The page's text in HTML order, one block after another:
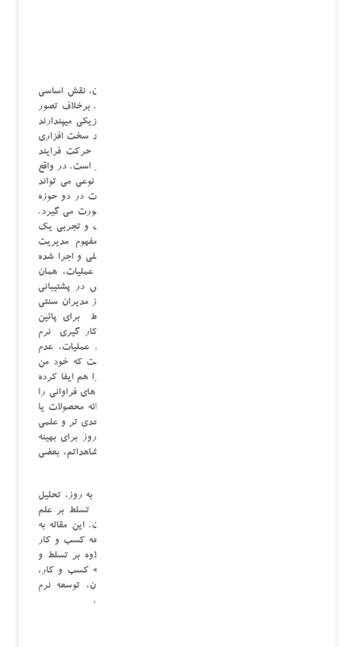
مدیریت عملیات به عنوان یکی از ارکان حیاتی هر سازمان، نقش اساسی
در بهبود بهره وری، کیفیت و عملکرد کلی آن ایفا میکند. برخلاف تصور
عموم و غیر متخصصین که عملیات را به عنوان فعالیتی فیزیکی میپندارند
و تصور می کنند عملیات تنها در حوزه پشتیبانی و یا تولید سخت افزاری
و ماشین آلات خلاصه شده، مدیریت عملیات مغز متفکر حرکت فرایند
های سازمان ها در پشت فرآیندهای کلان یک کسب و کار است. در واقع
مدیریت عملیات با راه کارها و استراتژی های صحیح به نوعی می تواند
بیزنس را توسعه، جهت دار و تسهیل دهد. راهبری عملیات در دو حوزه
تکنولوژی و نو آوری و در حوزه تجربه مدیران با سابقه صورت می گیرد.
در واقع ترکیب ابزار و تکنولوژی با سوابق مربط آکادمیک و تجربی یک
واحد مدیریت عملیات صحیح را تعریف می نماید. مفهوم مدیریت
عملیات همان تفکر سیستمی و علمی است که با دانش عملی و اجرا شده
ادغام گشته است. در غیر این صورت مفهوم مدیریت عملیات، همان
عملیات سنتی نظیر شرکت های سخت افزاری به خصوص در پشتیبانی
های سازمانی است که بسیار هم دیده می شود. استفاده از مدیران سنتی
و غیر متخصص، بدون داشتن تحصیلات و سوابق مرتبط برای پائین
آوردن هزینه ها، عدم استفاده و صرف هزینه برای به کار گیری نرم
افزارهای جامع برای ردیابی و پیاده سازی پروژه های عملیات، عدم
استفاده از تیم های تحلیلگر و مانتیورینگ از مواردی است که خود من
هم که در کنار مسئولیت اجرائی، مستقیما نقش عملیاتی را هم ایفا کرده
ام، در مواردی تحت فشار این رویکرد بودم و محدودیت های فراوانی را
متحمل شدم. در صورتی که عموما در شرکت هایی با ارائه محصولات یا
خدمات نرم، به خصوص استارت آپ ها، این مفهوم بطور جدی تر و علمی
تر اجرا می شود ، و از ابزارها، تکنیک ها، و دانش به روز برای بهینه
سازی و پیشبرد عملیات استفاده می گردد. ( البته طبق مشاهداتم، بعضی
از آن جا که مبنای تصمیم گیری در یک مدیریت عملیات به روز، تحلیل
داده های صحیح در این بخش می باشد، بر همین مبنا، تسلط بر علم
داده برای مدیران عملیات بسیار ضرورت پیدا کرده است. این مقاله به
بررسی نقش مدیریت عملیات با نگاه داده محور در توسعه کسب و کار
پرداخته و تأکید میکند که مدیران ارشد عملیات باید علاوه بر تسلط و
تجربه کاری کافی بر حوزه های مالی، فرآیند ها، توسعه کسب و کار،
زنجیره تأمین، منابع انسانی، ابزار دیجیتال و اتوماسیون، توسعه نرم
افزار، نگاهی عمیق و تخصصی داده محور نیز داشته باشند .